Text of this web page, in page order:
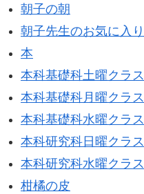
朝子の朝
朝子先生のお気に入り
本
本科基礎科土曜クラス
本科基礎科月曜クラス
本科基礎科水曜クラス
本科研究科日曜クラス
本科研究科水曜クラス
柑橘の皮